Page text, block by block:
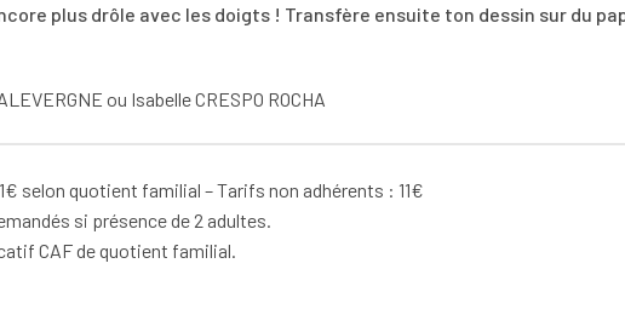
plus drôle avec les doigts ! Transfère ensuite ton dessin sur du
ou Isabelle CRESPO ROCHA
selon quotient familial – Tarifs non adhérents : 11€
si présence de 2 adultes.
CAF de quotient familial.